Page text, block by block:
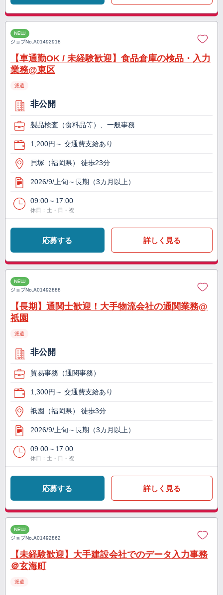
NEW
ジョブNo.A01492918
【車通勤OK / 未経験歓迎】食品倉庫の検品・入力
業務@東区
派遣
非公開
製品検査（食料品等）、一般事務
1,200円～ 交通費支給あり
貝塚（福岡県） 徒歩23分
2026/9/上旬～長期（3カ月以上）
09:00～17:00
休日：土・日・祝
応募する 詳しく見る
NEW
ジョブNo.A01492888
【長期】通関士歓迎！大手物流会社の通関業務@
祇園
派遣
非公開
貿易事務（通関事務）
1,300円～ 交通費支給あり
祇園（福岡県） 徒歩3分
2026/9/上旬～長期（3カ月以上）
09:00～17:00
休日：土・日・祝
応募する 詳しく見る
NEW
ジョブNo.A01492862
【未経験歓迎】大手建設会社でのデータ入力事務
＠玄海町
派遣